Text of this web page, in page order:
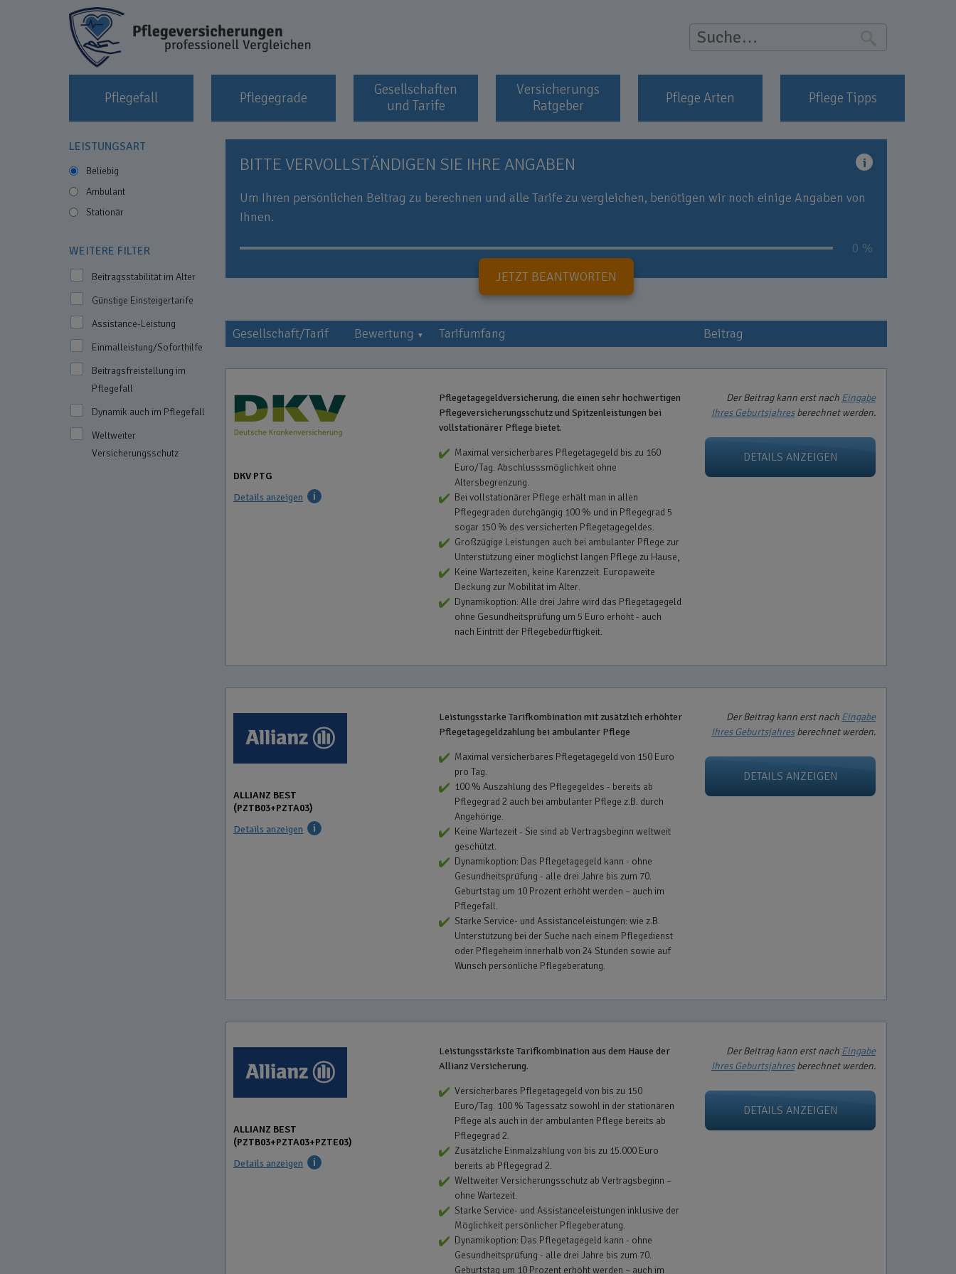
Suche
Pflegefall Pflegegrade
Gesellschaften
und Tarife
Versicherungs
Ratgeber
Pflege Arten Pflege Tipps
LEISTUNGSART
Beliebig
Ambulant
Stationär
WEITERE FILTER
Beitragsstabilität im Alter
Günstige Einsteigertarife
Assistance-Leistung
Einmalleistung/Soforthilfe
Beitragsfreistellung im
Pflegefall
Dynamik auch im Pflegefall
Weltweiter
Versicherungsschutz
BITTE VERVOLLSTÄNDIGEN SIE IHRE ANGABEN
Um Ihren persönlichen Beitrag zu berechnen und alle Tarife zu vergleichen, benötigen wir noch einige Angaben von
Ihnen.
0 %
i
JETZT BEANTWORTEN
Gesellschaft/Tarif Bewertung Tarifumfang Beitrag
DKV PTG
Details anzeigen
Pflegetagegeldversicherung, die einen sehr hochwertigen
Pflegeversicherungsschutz und Spitzenleistungen bei
vollstationärer Pflege bietet.
Maximal versicherbares Pflegetagegeld bis zu 160
Euro/Tag. Abschlusssmöglichkeit ohne
Altersbegrenzung.
Bei vollstationärer Pflege erhält man in allen
Pflegegraden durchgängig 100 % und in Pflegegrad 5
sogar 150 % des versicherten Pflegetagegeldes.
Großzügige Leistungen auch bei ambulanter Pflege zur
Unterstützung einer möglichst langen Pflege zu Hause,
Keine Wartezeiten, keine Karenzzeit. Europaweite
Deckung zur Mobilität im Alter.
Dynamikoption: Alle drei Jahre wird das Pflegetagegeld
ohne Gesundheitsprüfung um 5 Euro erhöht - auch
nach Eintritt der Pflegebedürftigkeit.
Der Beitrag kann erst nach Eingabe
Ihres Geburtsjahresberechnet werden.
DETAILS ANZEIGEN
ALLIANZ BEST
(PZTB03+PZTA03)
Details anzeigen
Leistungsstarke Tarifkombination mit zusätzlich erhöhter
Pflegetagegeldzahlung bei ambulanter Pflege
Maximal versicherbares Pflegetagegeld von 150 Euro
pro Tag.
100 % Auszahlung des Pflegegeldes - bereits ab
Pflegegrad 2 auch bei ambulanter Pflege z.B. durch
Angehörige.
Keine Wartezeit - Sie sind ab Vertragsbeginn weltweit
geschützt.
Dynamikoption: Das Pflegetagegeld kann - ohne
Gesundheitsprüfung - alle drei Jahre bis zum 70.
Geburtstag um 10 Prozent erhöht werden – auch im
Pflegefall.
Starke Service- und Assistanceleistungen: wie z.B.
Unterstützung bei der Suche nach einem Pflegedienst
oder Pflegeheim innerhalb von 24 Stunden sowie auf
Wunsch persönliche Pflegeberatung.
Der Beitrag kann erst nach Eingabe
Ihres Geburtsjahresberechnet werden.
DETAILS ANZEIGEN
ALLIANZ BEST
(PZTB03+PZTA03+PZTE03)
Details anzeigen
Leistungsstärkste Tarifkombination aus dem Hause der
Allianz Versicherung.
Versicherbares Pflegetagegeld von bis zu 150
Euro/Tag. 100 % Tagessatz sowohl in der stationären
Pflege als auch in der ambulanten Pflege bereits ab
Pflegegrad 2.
Zusätzliche Einmalzahlung von bis zu 15.000 Euro
bereits ab Pflegegrad 2.
Weltweiter Versicherungsschutz ab Vertragsbeginn –
ohne Wartezeit.
Starke Service- und Assistanceleistungen inklusive der
Möglichkeit persönlicher Pflegeberatung.
Dynamikoption: Das Pflegetagegeld kann - ohne
Gesundheitsprüfung - alle drei Jahre bis zum 70.
Geburtstag um 10 Prozent erhöht werden – auch im
Der Beitrag kann erst nach Eingabe
Ihres Geburtsjahresberechnet werden.
DETAILS ANZEIGEN